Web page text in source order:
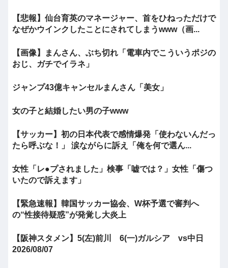
【悲報】仙台育英のマネージャー、首をひねっただけで
なぜかウインクしたことにされてしまうwww（画...
【画像】まんさん、ぶち切れ「電車内でこういうポジの
おじ、ガチでイラネ」
ジャンプ43億キャンセルまんさん「美女」
女の子と結婚したい男の子www
【サッカー】初の日本代表で感情爆発「使わないんだっ
たら呼ぶな！」 涙ながらに訴え「俺を何で選ん...
女性「レ●プされました」検事「嘘では？」女性「傷つ
いたので訴えます」
【緊急速報】韓国サッカー協会、W杯予選で審判へ
の“性接待疑惑”が発覚し大炎上
【阪神スタメン】5(左)前川 6(一)ガルシア vs中日
2026/08/07